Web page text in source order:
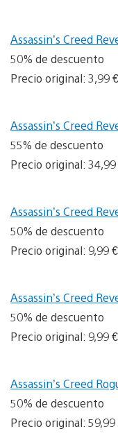
Assassin’s Creed
50% de descuento
Precio original: 3,99 €
Assassin’s Creed
55% de descuento
Precio original:
Assassin’s Creed
50% de descuento
Precio original: 9,99 €
Assassin’s Creed
50% de descuento
Precio original: 9,99 €
Assassin’s Creed
50% de descuento
Precio original: 59,99